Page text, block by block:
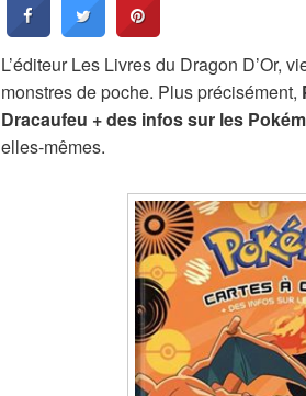
L’éditeur Les Livres du Dragon D’Or,
monstres de poche. Plus précisément,
Dracaufeu + des infos sur les
elles-mêmes.